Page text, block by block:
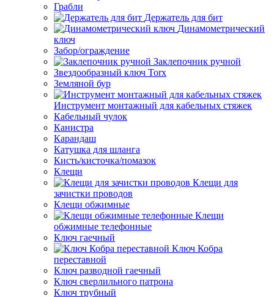
Грабли
Держатель для бит
Динамометрический
ключ
Забор/ограждение
Заклепочник ручной
Звездообразный ключ Torx
Земляной бур
Инструмент монтажный для кабельных стяжек
Кабельный чулок
Канистра
Карандаш
Катушка для шланга
Кисть/кисточка/помазок
Клещи
Клещи для
зачистки проводов
Клещи обжимные
Клещи
обжимные телефонные
Ключ гаечный
Ключ Кобра
переставной
Ключ разводной гаечный
Ключ сверлильного патрона
Ключ трубный